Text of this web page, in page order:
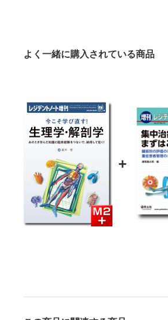
よく一緒に購入されている商品
+